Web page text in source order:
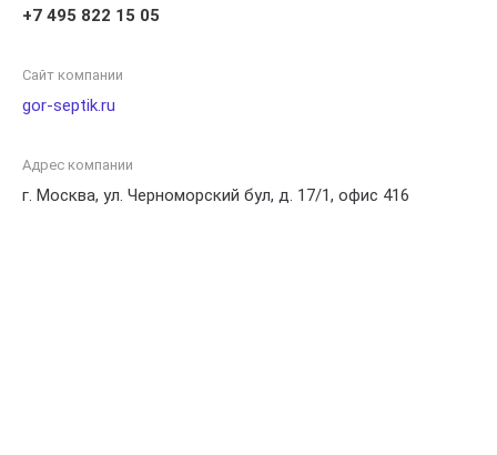
профессиональный сервис по выгодной цене.
+7 495 822 15 05
Сайт компании
gor-septik.ru
Адрес компании
г. Москва, ул. Черноморский бул, д. 17/1, офис 416